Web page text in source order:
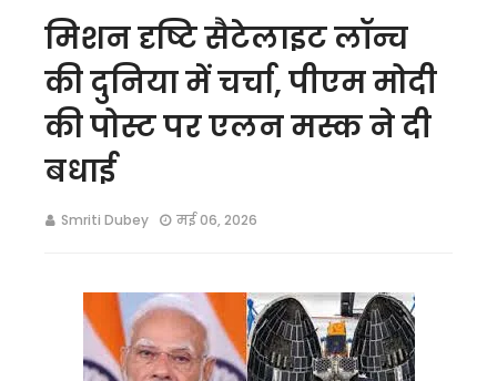
मिशन दृष्टि सैटेलाइट लॉन्च
की दुनिया में चर्चा, पीएम मोदी
की पोस्ट पर एलन मस्क ने दी
बधाई
Smriti Dubey मई 06, 2026